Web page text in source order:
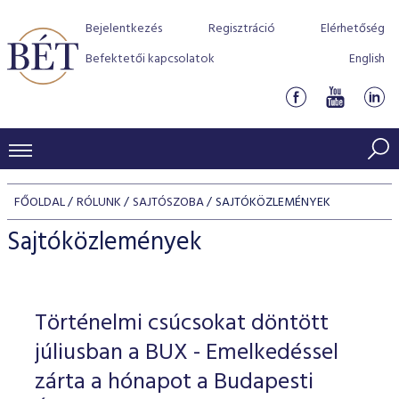
Bejelentkezés Regisztráció
Elérhetőség
Befektetői kapcsolatok
English
KERESKEDÉSI ADATOK
INDEXEK
Jelzáloglevél indexek
Vállalati kötvény indexek
Azonnali Piac
Részvények
Származékos piac
BEFEKTETŐK
Részvény szekció
Hitelpapír szekció
BÉT szabályzatok
Befektetővédelem
Alkalmazott díjstruktúra
Elszámolás
Részvény és vállalati kötvény tőzsdei bevezetését
program
BÉT Xtend - Részvénypiac egyszerűen
TŐZSDETAGOK
Tőzsdetagok, üzletkötők
VENDOROK
FŐOLDAL RÓLUNK SAJTÓSZOBA SAJTÓKÖZLEMÉNYEK
Sajtóközlemények
Történelmi csúcsokat döntött
júliusban a BUX - Emelkedéssel
zárta a hónapot a Budapesti